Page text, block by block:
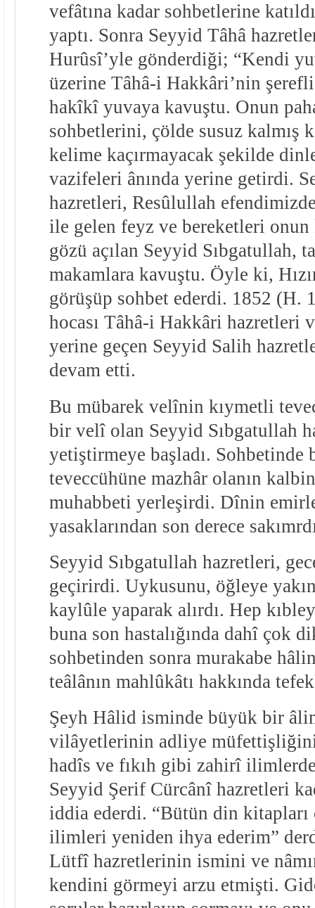
vefâtına kadar sohbetlerine
yaptı. Sonra Seyyid Tâhâ
Hurûsî’yle gönderdiği; “Kendi
üzerine Tâhâ-i Hakkâri’nin
hakîkî yuvaya kavuştu. Onun
sohbetlerini, çölde susuz kalmış
kelime kaçırmayacak şekilde
vazifeleri ânında yerine getirdi.
hazretleri, Resûlullah
ile gelen feyz ve bereketleri onun
gözü açılan Seyyid Sıbgatullah,
makamlara kavuştu. Öyle ki,
görüşüp sohbet ederdi. 1852 (H.
hocası Tâhâ-i Hakkâri hazretleri
yerine geçen Seyyid Salih
devam etti.
Bu mübarek velînin kıymetli
bir velî olan Seyyid Sıbgatullah
yetiştirmeye başladı. Sohbetinde
teveccühüne mazhâr olanın
muhabbeti yerleşirdi. Dînin
yasaklarından son derece
Seyyid Sıbgatullah hazretleri,
geçirirdi. Uykusunu, öğleye
kaylûle yaparak alırdı. Hep
buna son hastalığında dahî çok
sohbetinden sonra murakabe
teâlânın mahlûkâtı hakkında
Şeyh Hâlid isminde büyük bir
vilâyetlerinin adliye müfettişliğini
hadîs ve fıkıh gibi zahirî
Seyyid Şerif Cürcânî hazretleri
iddia ederdi. “Bütün din kitapları
ilimleri yeniden ihya ederim”
Lütfî hazretlerinin ismini ve
kendini görmeyi arzu etmişti.